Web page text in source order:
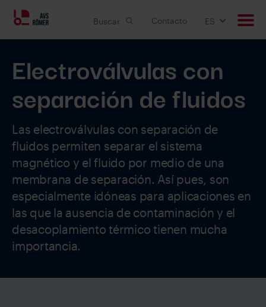
Buscar Contacto ES
Aplicaciones
Soluciones personalizadas
Downloads
Empleo
Empresa
Electroválvulas con
separación de fluidos
Las electroválvulas con separación de
fluidos permiten separar el sistema
magnético y el fluido por medio de una
membrana de separación. Así pues, son
especialmente idóneas para aplicaciones en
las que la ausencia de contaminación y el
desacoplamiento térmico tienen mucha
importancia.